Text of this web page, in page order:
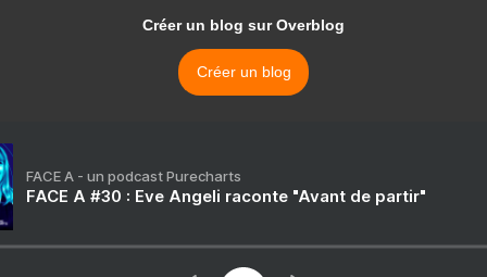
Créer un blog sur Overblog
Créer un blog
FACE A - un podcast Purecharts
FACE A #30 : Eve Angeli raconte "Avant de partir"